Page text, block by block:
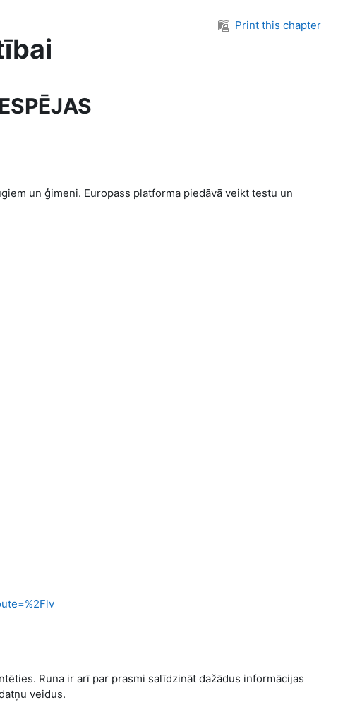
Print this chapter
un ģimeni. Europass platforma piedāvā veikt testu un
Runa ir arī par prasmi salīdzināt dažādus informācijas
veidus.